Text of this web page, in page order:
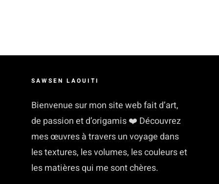
SAWSEN LAOUITI
Bienvenue sur mon site web fait d’art,
de passion et d’origamis ❤️ Découvrez
mes œuvres à travers un voyage dans
les textures, les volumes, les couleurs et
les matières qui me sont chères.